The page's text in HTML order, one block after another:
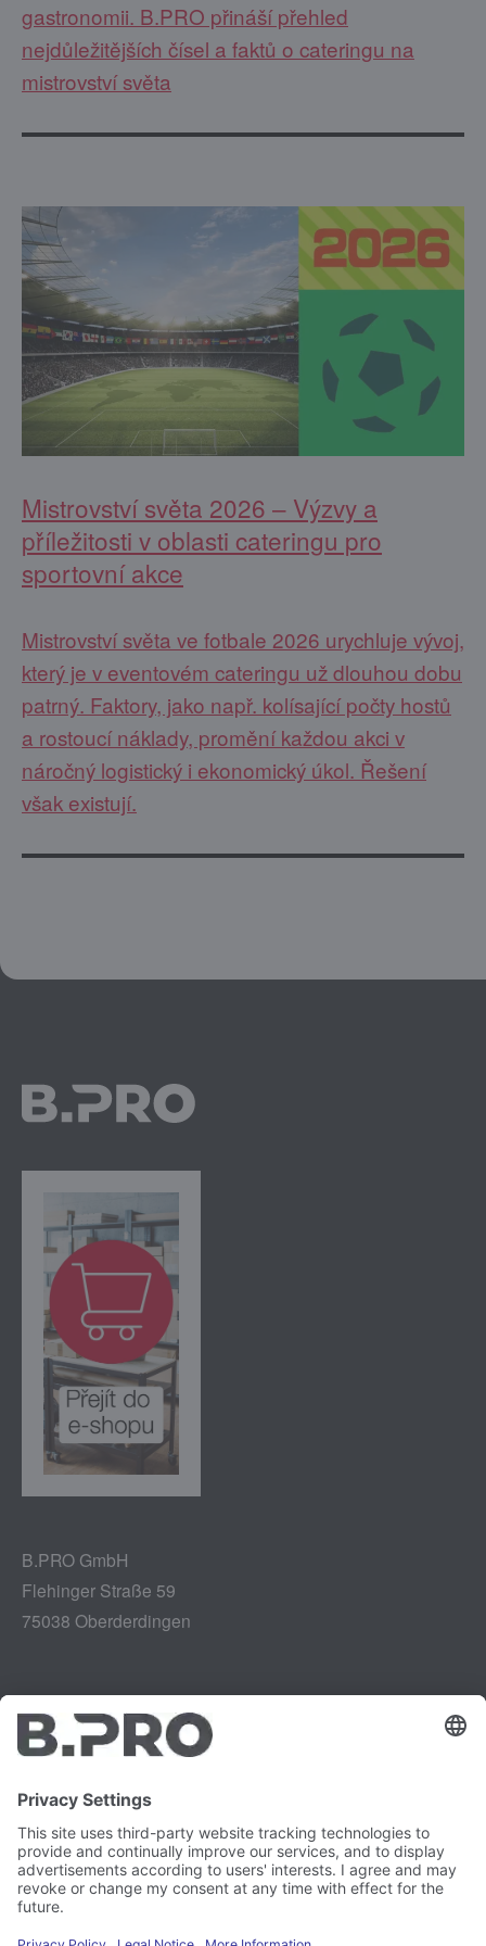
gastronomii. B.PRO přináší přehled
nejdůležitějších čísel a faktů o cateringu na
mistrovství světa
Mistrovství světa 2026 – Výzvy a
příležitosti v oblasti cateringu pro
sportovní akce
Mistrovství světa ve fotbale 2026 urychluje vývoj,
který je v eventovém cateringu už dlouhou dobu
patrný. Faktory, jako např. kolísající počty hostů
a rostoucí náklady, promění každou akci v
náročný logistický i ekonomický úkol. Řešení
však existují.
B.PRO GmbH
Flehinger Straße 59
75038 Oberderdingen
Tiráž
Ochrana údajů
Zpráva o zranitelnosti
Kariéra
Právní záležitosti
Tisk
YouTube